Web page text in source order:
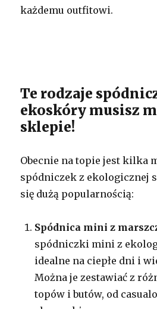
każdemu outfitowi.
Te rodzaje
ekoskóry musisz
sklepie!
Obecnie na topie jest kilka
spódniczek z ekologicznej
się dużą popularnością:
Spódnica mini z
spódniczki mini z
idealne na ciepłe dni i
Można je zestawiać z
topów i butów, od